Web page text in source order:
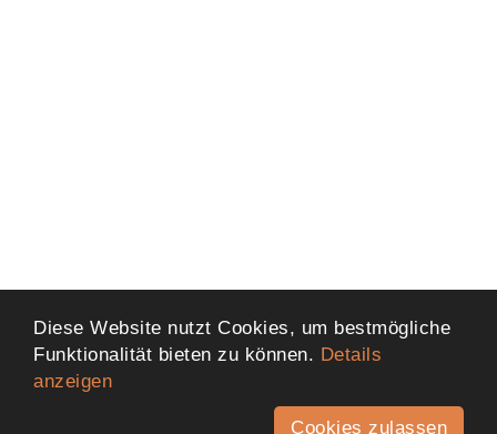
Diese Website nutzt Cookies, um bestmögliche
Funktionalität bieten zu können. Details
anzeigen
Cookies zulassen